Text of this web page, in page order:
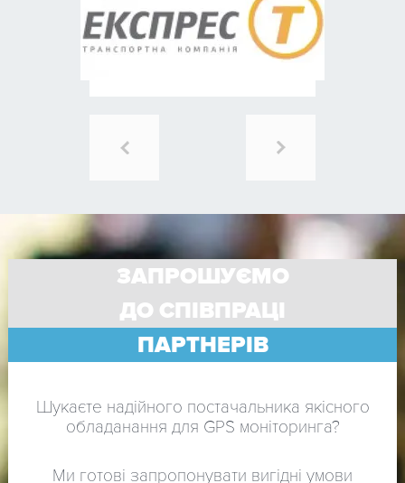
ЗАПРОШУЄМО
ДО СПІВПРАЦІ
ПАРТНЕРІВ
Шукаєте надійного постачальника якісного
обладанання для GPS моніторинга?
Ми готові запропонувати вигідні умови